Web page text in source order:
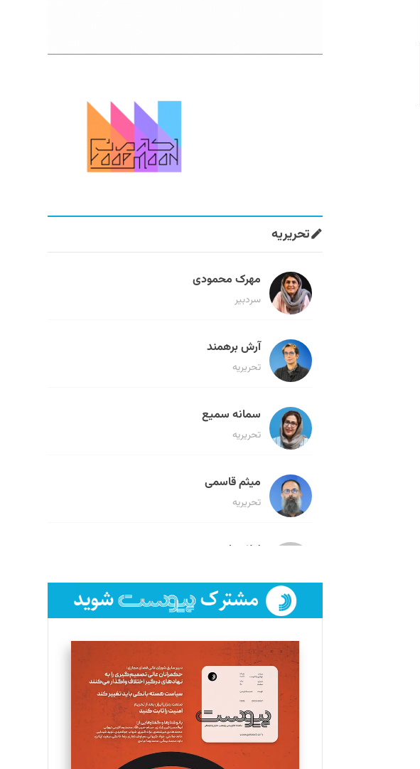
تحریریه
مهرک محمودی
سردبیر
آرش برهمند
تحریریه
سمانه سمیع
تحریریه
میثم قاسمی
تحریریه
لیلا حنارود
فائزه فتحی رستمی
تحریریه
سروش کرمیان
تحریریه
مینا پاکدل